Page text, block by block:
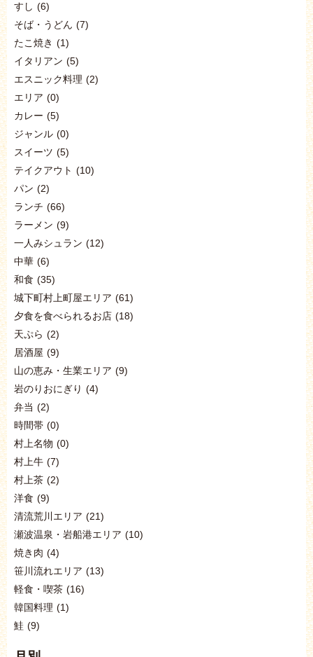
すし (6)
そば・うどん (7)
たこ焼き (1)
イタリアン (5)
エスニック料理 (2)
エリア (0)
カレー (5)
ジャンル (0)
スイーツ (5)
テイクアウト (10)
パン (2)
ランチ (66)
ラーメン (9)
一人みシュラン (12)
中華 (6)
和食 (35)
城下町村上町屋エリア (61)
夕食を食べられるお店 (18)
天ぷら (2)
居酒屋 (9)
山の恵み・生業エリア (9)
岩のりおにぎり (4)
弁当 (2)
時間帯 (0)
村上名物 (0)
村上牛 (7)
村上茶 (2)
洋食 (9)
清流荒川エリア (21)
瀬波温泉・岩船港エリア (10)
焼き肉 (4)
笹川流れエリア (13)
軽食・喫茶 (16)
韓国料理 (1)
鮭 (9)